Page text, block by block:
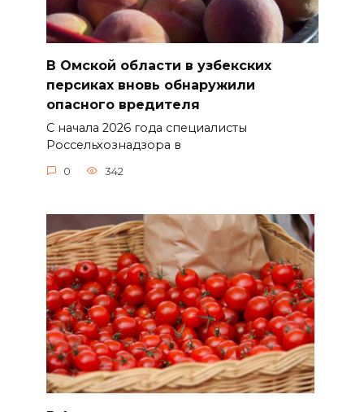
В Омской области в узбекских
персиках вновь обнаружили
опасного вредителя
С начала 2026 года специалисты
Россельхознадзора в
0 342